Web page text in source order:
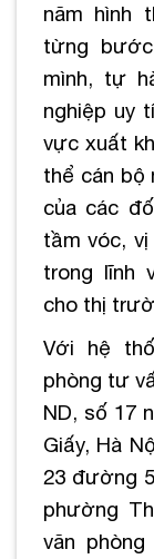
năm hình
từng
mình, tự
nghiệp uy
vực xuất
thể cán bộ
của các
tầm vóc,
trong lĩnh
cho thị
Với hệ
phòng tư
ND, số 17
Giấy, Hà
23 đường
phường
văn